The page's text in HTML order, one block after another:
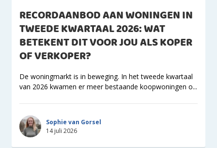
RECORDAANBOD AAN WONINGEN IN
TWEEDE KWARTAAL 2026: WAT
BETEKENT DIT VOOR JOU ALS KOPER
OF VERKOPER?
De woningmarkt is in beweging. In het tweede kwartaal
van 2026 kwamen er meer bestaande koopwoningen o...
Sophie van Gorsel
14 juli 2026